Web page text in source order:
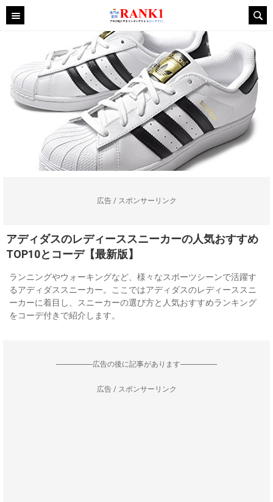
広告 / スポンサーリンク
アディダスのレディーススニーカーの人気おすすめ
TOP10とコーデ【最新版】
ランニングやウォーキングなど、様々なスポーツシーンで活躍す
るアディダススニーカー。ここではアディダスのレディーススニ
ーカーに着目し、スニーカーの選び方と人気おすすめランキング
をコーデ付きで紹介します。
--------------------広告の後に記事があります--------------------
広告 / スポンサーリンク